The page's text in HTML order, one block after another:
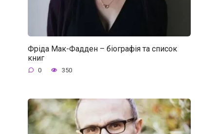
Фріда Мак-Фадден – біографія та список
книг
0 350